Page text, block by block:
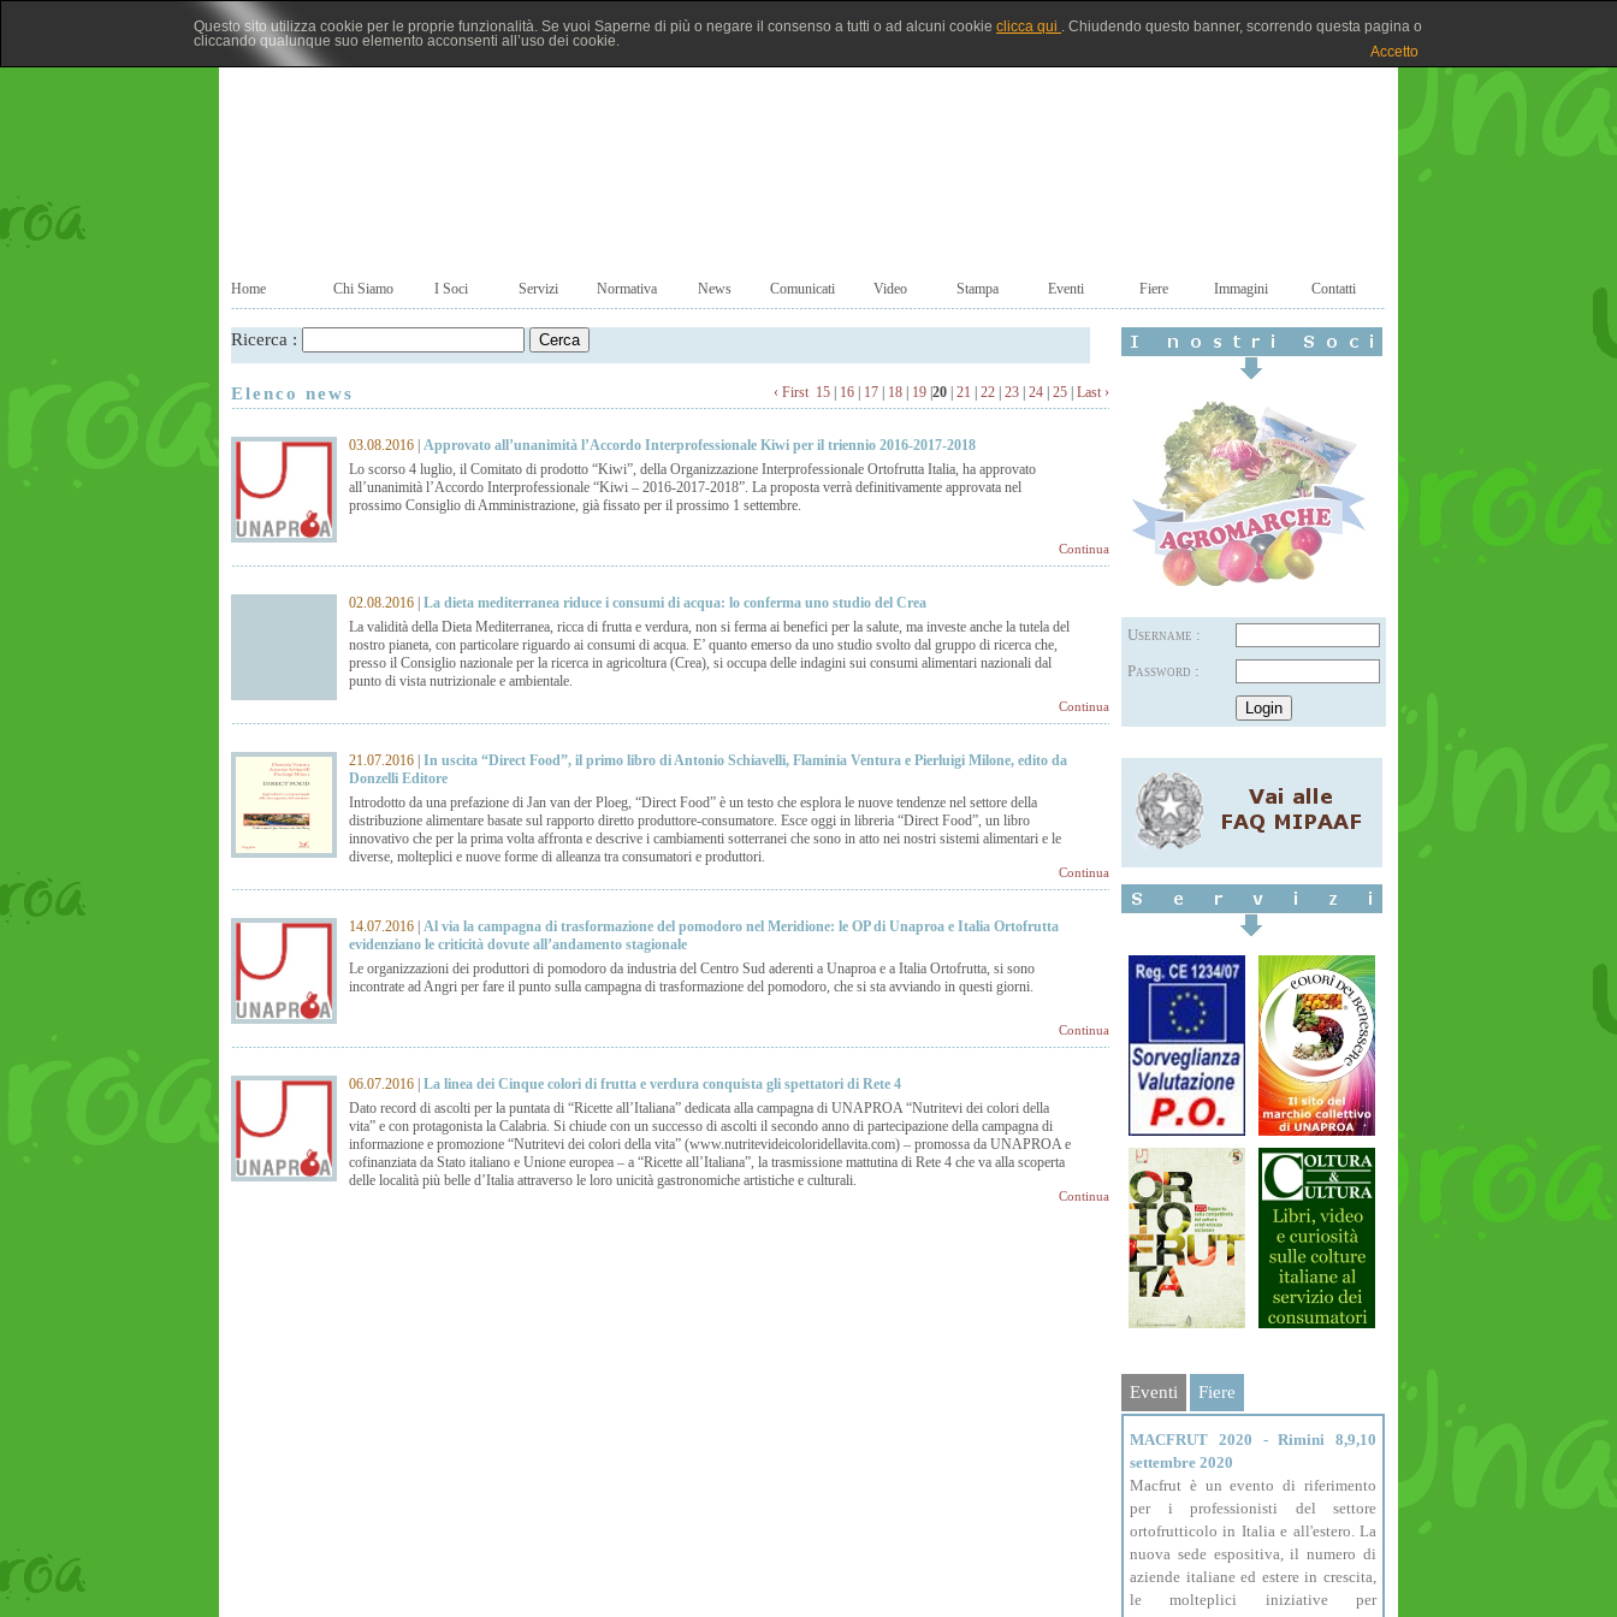
Questo sito utilizza cookie per le proprie funzionalità. Se vuoi Saperne di più o negare il consenso a tutti o ad alcuni cookie clicca qui . Chiudendo questo banner, scorrendo questa pagina o
cliccando qualunque suo elemento acconsenti all’uso dei cookie.
Accetto
Home Chi Siamo I Soci Servizi Normativa News Comunicati Video Stampa Eventi Fiere Immagini Contatti
Ricerca :
Elenco news ‹ First 15 16 17 18 19 20 21 22 23 24 25 Last ›
03.08.2016 Approvato all’unanimità l’Accordo Interprofessionale Kiwi per il triennio 2016-2017-2018
Lo scorso 4 luglio, il Comitato di prodotto “Kiwi”, della Organizzazione Interprofessionale Ortofrutta Italia, ha approvato
all’unanimità l’Accordo Interprofessionale “Kiwi – 2016-2017-2018”. La proposta verrà definitivamente approvata nel
prossimo Consiglio di Amministrazione, già fissato per il prossimo 1 settembre.
Continua
02.08.2016 La dieta mediterranea riduce i consumi di acqua: lo conferma uno studio del Crea
La validità della Dieta Mediterranea, ricca di frutta e verdura, non si ferma ai benefici per la salute, ma investe anche la tutela del
nostro pianeta, con particolare riguardo ai consumi di acqua. E’ quanto emerso da uno studio svolto dal gruppo di ricerca che,
presso il Consiglio nazionale per la ricerca in agricoltura (Crea), si occupa delle indagini sui consumi alimentari nazionali dal
punto di vista nutrizionale e ambientale.
Continua
21.07.2016 In uscita “Direct Food”, il primo libro di Antonio Schiavelli, Flaminia Ventura e Pierluigi Milone, edito da
Donzelli Editore
Introdotto da una prefazione di Jan van der Ploeg, “Direct Food” è un testo che esplora le nuove tendenze nel settore della
distribuzione alimentare basate sul rapporto diretto produttore-consumatore. Esce oggi in libreria “Direct Food”, un libro
innovativo che per la prima volta affronta e descrive i cambiamenti sotterranei che sono in atto nei nostri sistemi alimentari e le
diverse, molteplici e nuove forme di alleanza tra consumatori e produttori.
Continua
14.07.2016 Al via la campagna di trasformazione del pomodoro nel Meridione: le OP di Unaproa e Italia Ortofrutta
evidenziano le criticità dovute all’andamento stagionale
Le organizzazioni dei produttori di pomodoro da industria del Centro Sud aderenti a Unaproa e a Italia Ortofrutta, si sono
incontrate ad Angri per fare il punto sulla campagna di trasformazione del pomodoro, che si sta avviando in questi giorni.
Continua
06.07.2016 La linea dei Cinque colori di frutta e verdura conquista gli spettatori di Rete 4
Dato record di ascolti per la puntata di “Ricette all’Italiana” dedicata alla campagna di UNAPROA “Nutritevi dei colori della
vita” e con protagonista la Calabria. Si chiude con un successo di ascolti il secondo anno di partecipazione della campagna di
informazione e promozione “Nutritevi dei colori della vita” (www.nutritevideicoloridellavita.com) – promossa da UNAPROA e
cofinanziata da Stato italiano e Unione europea – a “Ricette all’Italiana”, la trasmissione mattutina di Rete 4 che va alla scoperta
delle località più belle d’Italia attraverso le loro unicità gastronomiche artistiche e culturali.
Continua
Username :
Password :
Eventi Fiere
MACFRUT 2020 - Rimini 8,9,10
settembre 2020
Macfrut è un evento di riferimento
per i professionisti del settore
ortofrutticolo in Italia e all'estero. La
nuova sede espositiva, il numero di
aziende italiane ed estere in crescita,
le molteplici iniziative per